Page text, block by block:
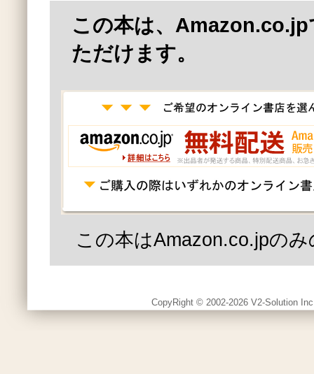
この本は、
ただけます。
この本はAmazon.co.jpの
CopyRight © 2002-2026 V2-Solution